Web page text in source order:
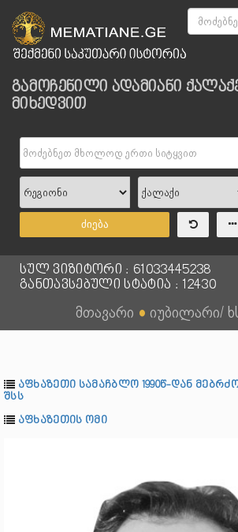
გამოჩენილი ადამიანი
მიხედვით
ძიება
სულ ვიზიტორი : 61033445238
განთავსებული სტატია : 12430
მთავარი ● იუბილარი/
აფხაზეთი სამაჩბლო 1990წ-დან
შსს
აფხაზეთის ომი